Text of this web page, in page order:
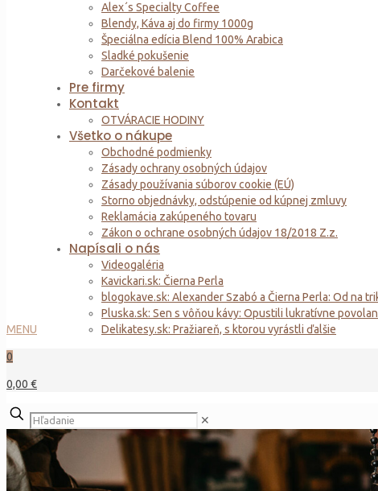
MENU
Alex´s Specialty Coffee
Blendy, Káva aj do firmy 1000g
Špeciálna edícia Blend 100% Arabica
Sladké pokušenie
Darčekové balenie
Pre firmy
Kontakt
OTVÁRACIE HODINY
Všetko o nákupe
Obchodné podmienky
Zásady ochrany osobných údajov
Zásady používania súborov cookie (EÚ)
Storno objednávky, odstúpenie od kúpnej zmluvy
Reklamácia zakúpeného tovaru
Zákon o ochrane osobných údajov 18/2018 Z.z.
Napísali o nás
Videogaléria
Kavickari.sk: Čierna Perla
blogokave.sk: Alexander Szabó a Čierna Perla: Od na
Pluska.sk: Sen s vôňou kávy: Opustili lukratívne
Delikatesy.sk: Pražiareň, s ktorou vyrástli ďalšie
0
0,00 €
✕